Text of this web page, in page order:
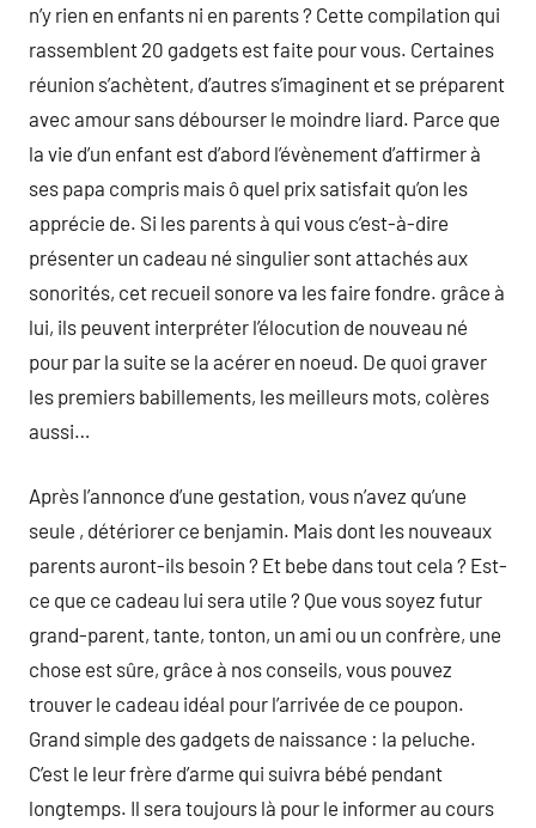
n’y rien en enfants ni en parents ? Cette compilation qui
rassemblent 20 gadgets est faite pour vous. Certaines
réunion s’achètent, d’autres s’imaginent et se préparent
avec amour sans débourser le moindre liard. Parce que
la vie d’un enfant est d’abord l’évènement d’affirmer à
ses papa compris mais ô quel prix satisfait qu’on les
apprécie de. Si les parents à qui vous c’est-à-dire
présenter un cadeau né singulier sont attachés aux
sonorités, cet recueil sonore va les faire fondre. grâce à
lui, ils peuvent interpréter l’élocution de nouveau né
pour par la suite se la acérer en noeud. De quoi graver
les premiers babillements, les meilleurs mots, colères
aussi…
Après l’annonce d’une gestation, vous n’avez qu’une
seule , détériorer ce benjamin. Mais dont les nouveaux
parents auront-ils besoin ? Et bebe dans tout cela ? Est-
ce que ce cadeau lui sera utile ? Que vous soyez futur
grand-parent, tante, tonton, un ami ou un confrère, une
chose est sûre, grâce à nos conseils, vous pouvez
trouver le cadeau idéal pour l’arrivée de ce poupon.
Grand simple des gadgets de naissance : la peluche.
C’est le leur frère d’arme qui suivra bébé pendant
longtemps. Il sera toujours là pour le informer au cours